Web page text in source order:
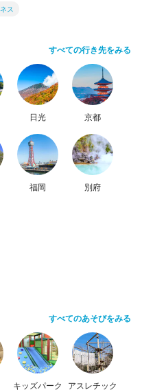
ス
すべての行き先をみる
日光 京都
福岡 別府
すべてのあそびをみる
キッズパーク アスレチック